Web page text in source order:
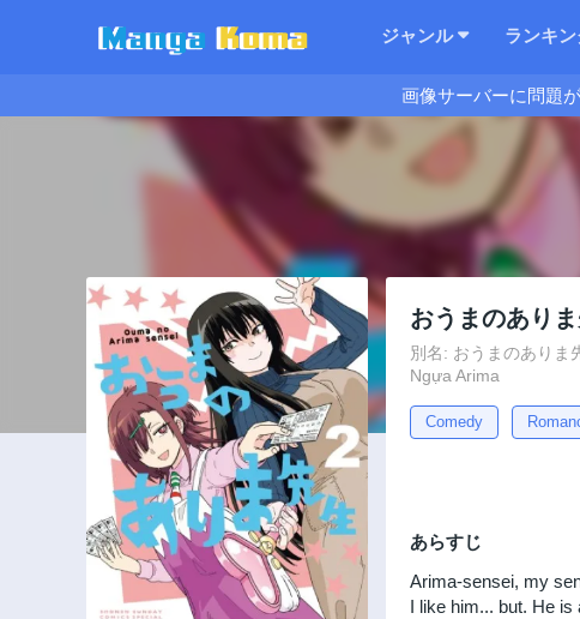
ジャンル ランキ
画像サーバーに問題
おうまのあり
別名: おうまのありま
Ngựa Arima
Comedy
あらすじ
Arima-sensei, my
I like him... but. He